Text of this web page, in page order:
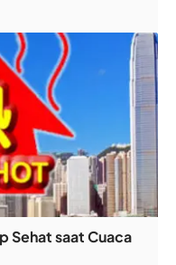
Sehat saat Cuaca